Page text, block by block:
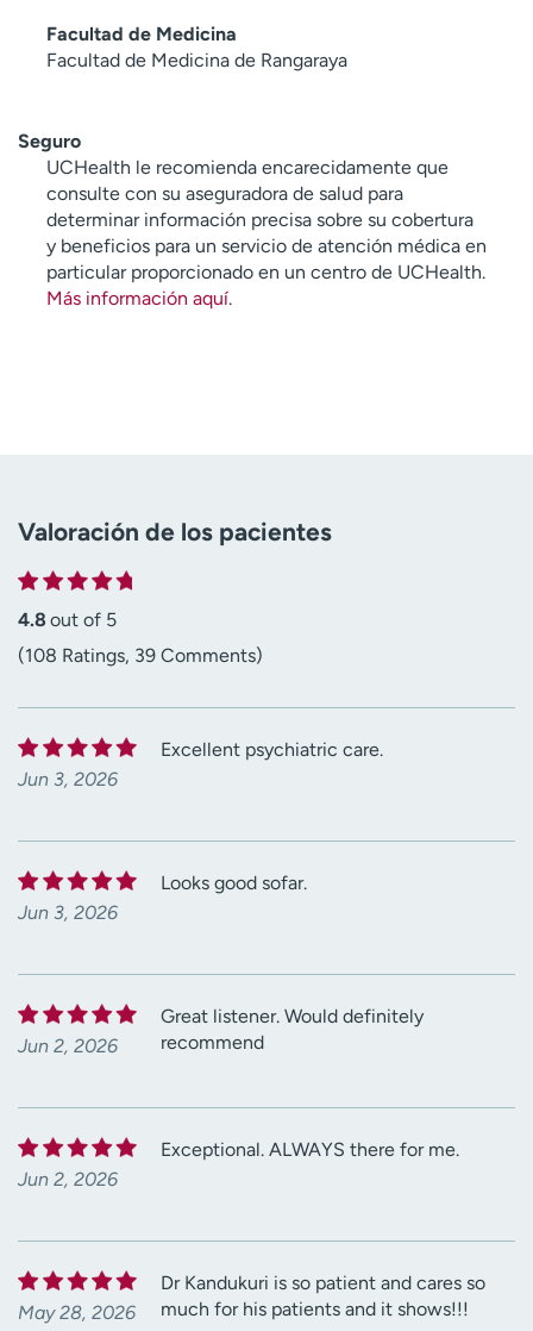
Facultad de Medicina
Facultad de Medicina de Rangaraya
Seguro
UCHealth le recomienda encarecidamente que
consulte con su aseguradora de salud para
determinar información precisa sobre su cobertura
y beneficios para un servicio de atención médica en
particular proporcionado en un centro de UCHealth.
Más información aquí.
Valoración de los pacientes
4.8 out of 5
(108 Ratings, 39 Comments)
Jun 3, 2026
Excellent psychiatric care.
Jun 3, 2026
Looks good sofar.
Jun 2, 2026
Great listener. Would definitely
recommend
Jun 2, 2026
Exceptional. ALWAYS there for me.
May 28, 2026
Dr Kandukuri is so patient and cares so
much for his patients and it shows!!!